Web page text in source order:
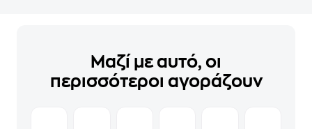
Μαζί με αυτό, οι
περισσότεροι αγοράζουν